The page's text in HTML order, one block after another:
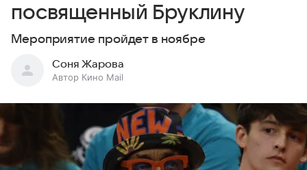
посвященный Бруклину
Мероприятие пройдет в ноябре
Соня Жарова
Автор Кино Mail